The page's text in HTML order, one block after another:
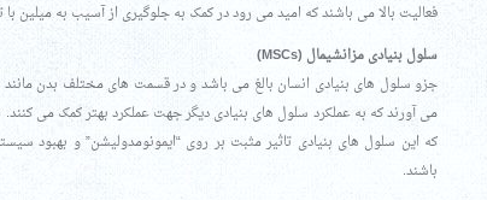
فعالیت بالا می باشند که امید می رود در کمک به جلوگیری از آسیب به میلین
سلول بنیادی مزانشیمال (MSCs)
جزو سلول های بنیادی انسان بالغ می باشد و در قسمت های مختلف بدن
که این سلول های بنیادی تاثیر مثبت بر روی “ایمونومدولیشن” و بهبود
باشند.